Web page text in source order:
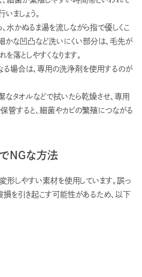
ましょう。
、水かぬるま湯を流しながら指で優しくこ
細かな凹凸など洗いにくい部分は、毛先が
落としやすくなります。
場合は、専用の洗浄剤を使用するのが
なタオルなどで拭いたら乾燥させ、専用
管すると、細菌やカビの繁殖につながる
NGな方法
形しやすい素材を使用しています。誤っ
を引き起こす可能性があるため、以下